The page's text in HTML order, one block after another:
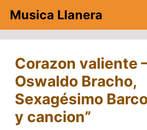
contenido
Musica Llanera
Corazon valiente
Oswaldo Bracho,
Sexagésimo
y cancion”